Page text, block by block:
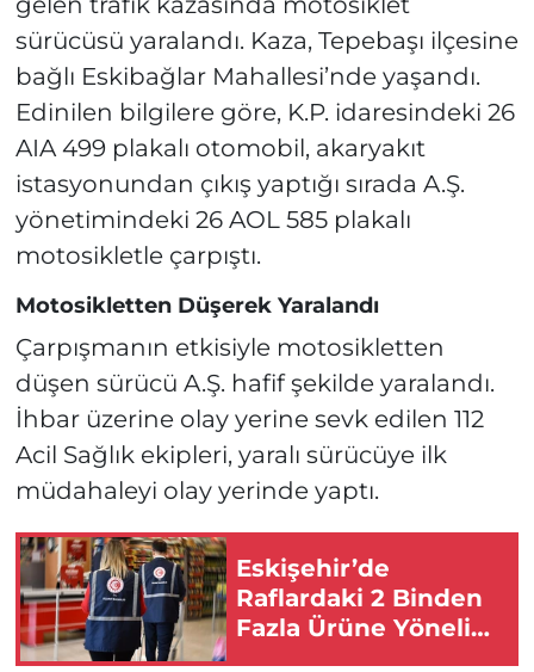
sürücüsü yaralandı. Kaza, Tepebaşı ilçesine
bağlı Eskibağlar Mahallesi’nde yaşandı.
Edinilen bilgilere göre, K.P. idaresindeki 26
AIA 499 plakalı otomobil, akaryakıt
istasyonundan çıkış yaptığı sırada A.Ş.
yönetimindeki 26 AOL 585 plakalı
motosikletle çarpıştı.
Motosikletten Düşerek Yaralandı
Çarpışmanın etkisiyle motosikletten
düşen sürücü A.Ş. hafif şekilde yaralandı.
İhbar üzerine olay yerine sevk edilen 112
Acil Sağlık ekipleri, yaralı sürücüye ilk
müdahaleyi olay yerinde yaptı.
Eskişehir’de
Raflardaki 2 Binden
Fazla Ürüne Yönelik